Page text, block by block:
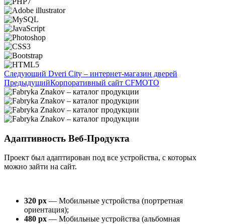
Следующий Dveri City – интернет-магазин дверей
ПредыдущийКорпоративный сайт CFMOTO
Адаптивность Веб-Продукта
Проект был адаптирован под все устройства, с которых
можно зайти на сайт.
320 px — Мобильные устройства (портретная
ориентация);
480 px — Мобильные устройства (альбомная